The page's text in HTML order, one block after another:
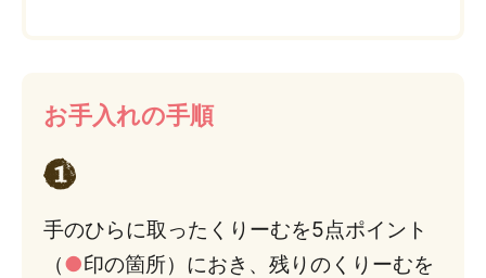
お手入れの手順
手のひらに取ったくりーむを5点ポイント
（●印の箇所）におき、残りのくりーむを